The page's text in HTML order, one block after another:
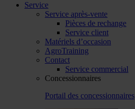
Service
Service après-vente
Pièces de rechange
Service client
Matériels d’occasion
AgroTraining
Contact
Service commercial
Concessionnaires
Portail des concessionnaires